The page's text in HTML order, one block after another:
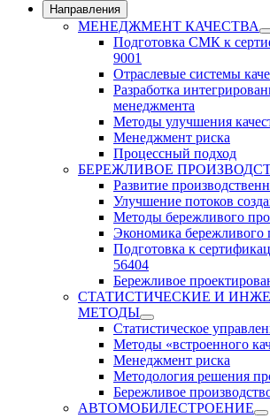
Направления
МЕНЕДЖМЕНТ КАЧЕСТВА
Подготовка СМК к
9001
Отраслевые системы
Разработка
менеджмента
Методы улучшения
Менеджмент риска
Процессный подход
БЕРЕЖЛИВОЕ
Развитие
Улучшение потоков
Методы бережливого
Экономика бережливого
Подготовка к
56404
Бережливое
СТАТИСТИЧЕСКИЕ И
МЕТОДЫ
Статистическое
Методы «встроенного
Менеджмент риска
Методология решения
Бережливое
АВТОМОБИЛЕСТРОЕНИЕ